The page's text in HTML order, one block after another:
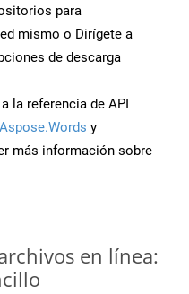
para
mismo o Dirígete a
de descarga
la referencia de API
Aspose.Words y
más información sobre
en línea: